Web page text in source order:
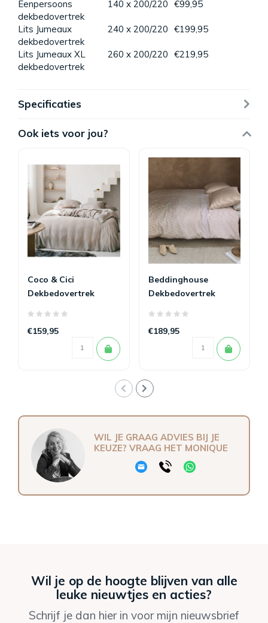
Eenpersoons
dekbedovertrek
140 x 200/220 €99,95
Lits Jumeaux
dekbedovertrek
240 x 200/220 €199,95
Lits Jumeaux XL
dekbedovertrek
260 x 200/220 €219,95
Specificaties
Ook iets voor jou?
Coco & Cici
Dekbedovertrek
€159,95
Beddinghouse
Dekbedovertrek
€189,95
WIL JE GRAAG ADVIES BIJ JE
KEUZE? VRAAG HET MONIQUE
Wil je op de hoogte blijven van alle
leuke nieuwtjes en acties?
Schrijf je dan hier in voor mijn nieuwsbrief